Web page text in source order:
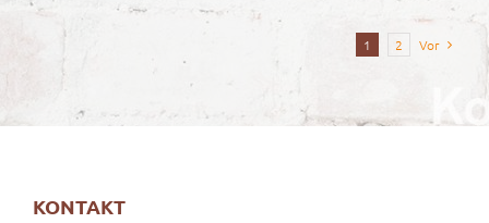
1 2 Vor
KONTAKT